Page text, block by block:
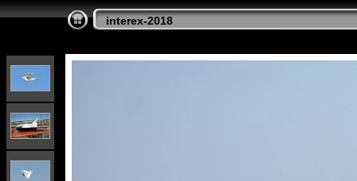
interex-2018